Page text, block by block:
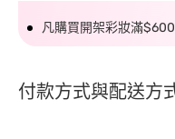
凡購買開架彩妝滿
付款方式與配送方